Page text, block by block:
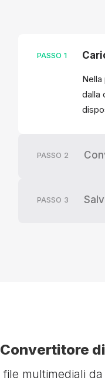
PASSO 1
dalla
PASSO 2
PASSO 3
Convertitore
multimediali